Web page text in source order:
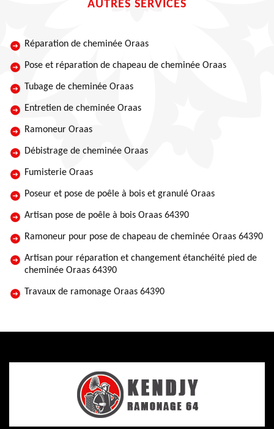
AUTRES SERVICES
Réparation de cheminée Oraas
Pose et réparation de chapeau de cheminée Oraas
Tubage de cheminée Oraas
Entretien de cheminée Oraas
Ramoneur Oraas
Débistrage de cheminée Oraas
Fumisterie Oraas
Poseur et pose de poêle à bois et granulé Oraas
Artisan pose de poêle à bois Oraas 64390
Ramoneur pour pose de chapeau de cheminée Oraas 64390
Artisan pour réparation et changement étanchéité pied de
cheminée Oraas 64390
Travaux de ramonage Oraas 64390